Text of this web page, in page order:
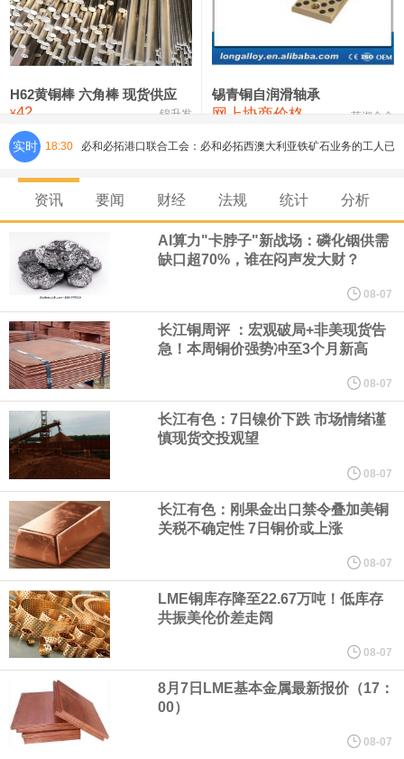
铸造铝合金锭(ZLD104) 24,300—24,500 24,400
压铸锌合金锭 26,500—26,700
氯化镍 38,300—40,300 39,300 0
H62黄铜棒 六角棒 现货供应
¥42 锦升发
锡青铜自润滑轴承
网上协商价格 芜湖合金
实时 18:30 必和必拓港口联合工会：必和必拓西澳大利亚铁矿石业务的工人已
通知，将于8月9日实施24小时停工。
8月7日，宇树科技董事长王兴兴网上路演时表示，报告期内，公司
研发费用金额分别为4,995.18万元、7,001.70万元、14,496.56万
元，最近3年复合增长率达70.36%，呈快速增长趋势，并形成多项
核心技术和知识产权。截至2026年1月31日，公司拥有262项专利权
（含境内发明专利20项）。
纽约期银日内涨4%，现报64.08美元/盎司。
宇树科技董事长、总经理兼首席技术官王兴兴在网上路演时表示，
经过多年研发创新和技术积累，公司逐步形成了包括一体化关节集
成技术、高紧凑度机器人身体集成技术、机器人激光雷达全自研核
心技术等多项已商业化应用的核心技术并已应用于公司的高性能通
用人形机器人、四足机器人等产品。
美国总统特朗普6日否认他对国防部长赫格塞思不满，称对赫格塞思
资讯 要闻 财经 法规 统计 分析
AI算力"卡脖子"新战场：磷化铟供需
缺口超70%，谁在闷声发大财？
08-07
长江铜周评 ：宏观破局+非美现货告
急！本周铜价强势冲至3个月新高
08-07
长江有色：7日镍价下跌 市场情绪谨
慎现货交投观望
08-07
长江有色：刚果金出口禁令叠加美铜
关税不确定性 7日铜价或上涨
08-07
LME铜库存降至22.67万吨！低库存
共振美伦价差走阔
08-07
8月7日LME基本金属最新报价（17：
00）
08-07